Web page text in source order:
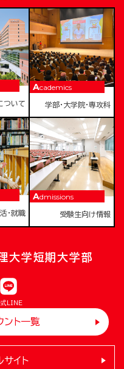
ついて
Academics
学部・大学院・専攻科
・就職
Admissions
受験生向け情報
大学短期大学部
式LINE
ト一覧
イト